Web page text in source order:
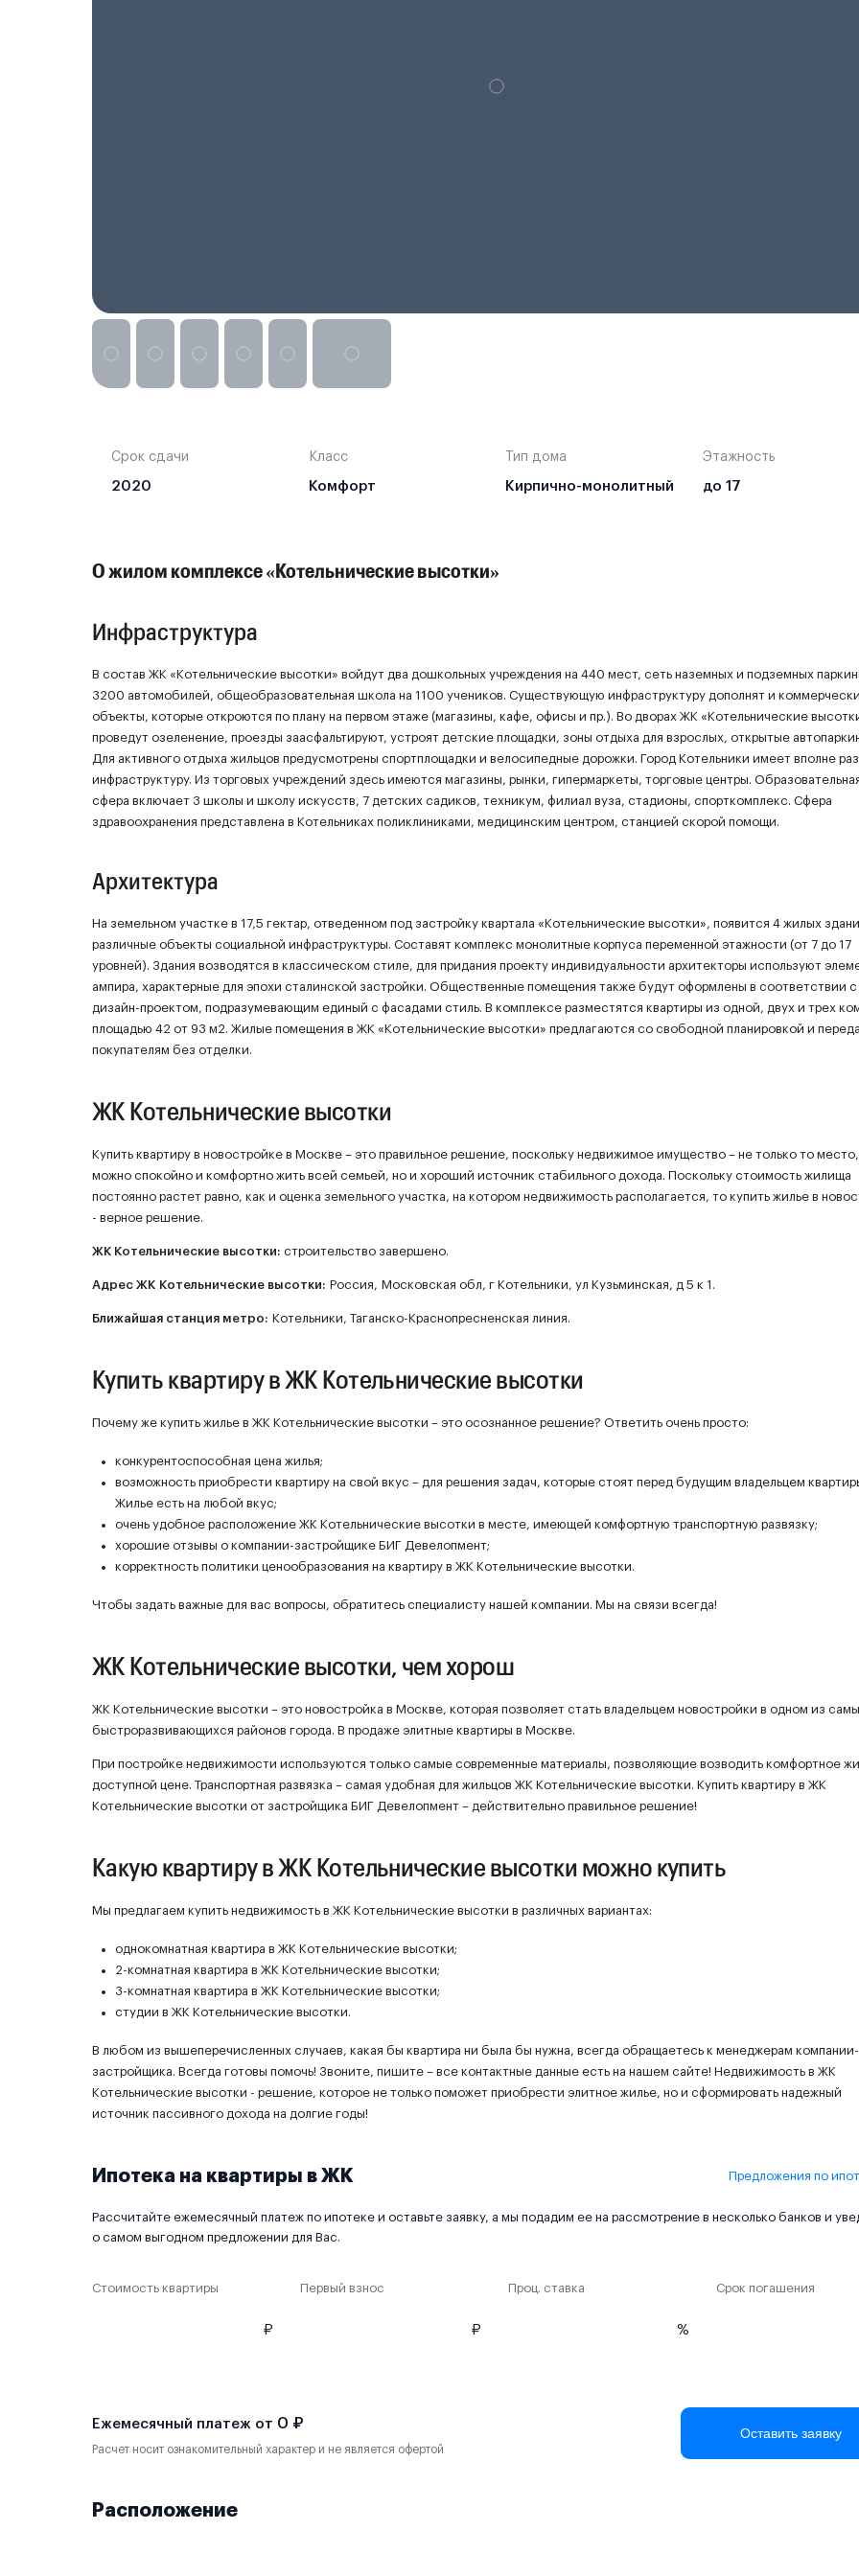
Срок сдачи
2020
Класс
Комфорт
Тип дома
Кирпично-монолитный
Этажность
до 17
О жилом комплексе «Котельнические высотки»
Инфраструктура
В состав ЖК «Котельнические высотки» войдут два дошкольных учреждения на 440 мест, сеть наземных и подземных
3200 автомобилей, общеобразовательная школа на 1100 учеников. Существующую инфраструктуру дополнят и
объекты, которые откроются по плану на первом этаже (магазины, кафе, офисы и пр.). Во дворах ЖК «Котельнические
проведут озеленение, проезды заасфальтируют, устроят детские площадки, зоны отдыха для взрослых, открытые
Для активного отдыха жильцов предусмотрены спортплощадки и велосипедные дорожки. Город Котельники имеет вполне
инфраструктуру. Из торговых учреждений здесь имеются магазины, рынки, гипермаркеты, торговые центры.
сфера включает 3 школы и школу искусств, 7 детских садиков, техникум, филиал вуза, стадионы, спорткомплекс. Сфера
здравоохранения представлена в Котельниках поликлиниками, медицинским центром, станцией скорой помощи.
Архитектура
На земельном участке в 17,5 гектар, отведенном под застройку квартала «Котельнические высотки», появится 4 жилых
различные объекты социальной инфраструктуры. Составят комплекс монолитные корпуса переменной этажности (от 7 до 17
уровней). Здания возводятся в классическом стиле, для придания проекту индивидуальности архитекторы используют
ампира, характерные для эпохи сталинской застройки. Общественные помещения также будут оформлены в соответствии с
дизайн-проектом, подразумевающим единый с фасадами стиль. В комплексе разместятся квартиры из одной, двух и трех
площадью 42 от 93 м2. Жилые помещения в ЖК «Котельнические высотки» предлагаются со свободной планировкой и
покупателям без отделки.
ЖК Котельнические высотки
Купить квартиру в новостройке в Москве – это правильное решение, поскольку недвижимое имущество – не только то
можно спокойно и комфортно жить всей семьей, но и хороший источник стабильного дохода. Поскольку стоимость жилища
постоянно растет равно, как и оценка земельного участка, на котором недвижимость располагается, то купить жилье в
- верное решение.
ЖК Котельнические высотки: строительство завершено.
Адрес ЖК Котельнические высотки: Россия, Московская обл, г Котельники, ул Кузьминская, д 5 к 1.
Ближайшая станция метро: Котельники, Таганско-Краснопресненская линия.
Купить квартиру в ЖК Котельнические высотки
Почему же купить жилье в ЖК Котельнические высотки – это осознанное решение? Ответить очень просто:
конкурентоспособная цена жилья;
возможность приобрести квартиру на свой вкус – для решения задач, которые стоят перед будущим владельцем
Жилье есть на любой вкус;
очень удобное расположение ЖК Котельнические высотки в месте, имеющей комфортную транспортную развязку;
хорошие отзывы о компании-застройщике БИГ Девелопмент;
корректность политики ценообразования на квартиру в ЖК Котельнические высотки.
Чтобы задать важные для вас вопросы, обратитесь специалисту нашей компании. Мы на связи всегда!
ЖК Котельнические высотки, чем хорош
ЖК Котельнические высотки – это новостройка в Москве, которая позволяет стать владельцем новостройки в одном из
быстроразвивающихся районов города. В продаже элитные квартиры в Москве.
При постройке недвижимости используются только самые современные материалы, позволяющие возводить комфортное
доступной цене. Транспортная развязка – самая удобная для жильцов ЖК Котельнические высотки. Купить квартиру в ЖК
Котельнические высотки от застройщика БИГ Девелопмент – действительно правильное решение!
Какую квартиру в ЖК Котельнические высотки можно купить
Мы предлагаем купить недвижимость в ЖК Котельнические высотки в различных вариантах:
однокомнатная квартира в ЖК Котельнические высотки;
2-комнатная квартира в ЖК Котельнические высотки;
3-комнатная квартира в ЖК Котельнические высотки;
студии в ЖК Котельнические высотки.
В любом из вышеперечисленных случаев, какая бы квартира ни была бы нужна, всегда обращаетесь к менеджерам компании-
застройщика. Всегда готовы помочь! Звоните, пишите – все контактные данные есть на нашем сайте! Недвижимость в ЖК
Котельнические высотки - решение, которое не только поможет приобрести элитное жилье, но и сформировать надежный
источник пассивного дохода на долгие годы!
Ипотека на квартиры в ЖК Предложения по
Рассчитайте ежемесячный платеж по ипотеке и оставьте заявку, а мы подадим ее на рассмотрение в несколько банков и
о самом выгодном предложении для Вас.
Стоимость квартиры
₽
Первый взнос
₽
Проц. ставка
%
Срок погашения
Ежемесячный платеж от 0 ₽
Расчет носит ознакомительный характер и не является офертой
Оставить заявку
Расположение